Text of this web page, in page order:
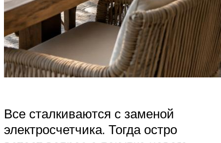
Все сталкиваются с заменой
электросчетчика. Тогда остро